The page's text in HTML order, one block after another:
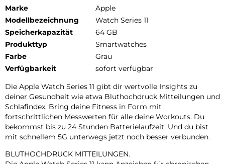
Marke
Apple
Modellbezeichnung
Watch Series 11
Speicherkapazität
64 GB
Produkttyp
Smartwatches
Farbe
Grau
Verfügbarkeit
sofort verfügbar
Die Apple Watch Series 11 gibt dir wertvolle Insights zu
deiner Gesundheit wie etwa Bluthochdruck Mitteilungen und
Schlafindex. Bring deine Fitness in Form mit
fortschrittlichen Messwerten für alle deine Workouts. Du
bekommst bis zu 24 Stunden Batterielaufzeit. Und du bist
mit schnellem 5G unterwegs jetzt noch besser verbunden.
BLUTHOCHDRUCK MITTEILUNGEN.